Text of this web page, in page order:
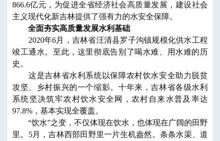
866.6亿元，为促进全省经济社会高质量发展，建设社会
主义现代化新吉林提供了强有力的水安全保障。
全面夯实高质量发展水利基础
2020年6月，吉林省汪清县罗子沟镇规模化供水工程
竣工通水。至此，这里彻底告别了喝水难、用水难的历
史。
这是吉林省水利系统以保障农村饮水安全助力脱贫
攻坚、乡村振兴的一个缩影。十年来，吉林省各级水利
系统坚决筑牢农村饮水安全网，农村自来水普及率达
97.8%，基本实现全覆盖。
“饮水”之变，不仅体现在饮水，也体现在广阔的田野
里。5月，吉林西部田野里一片生机盎然。条条水渠、道